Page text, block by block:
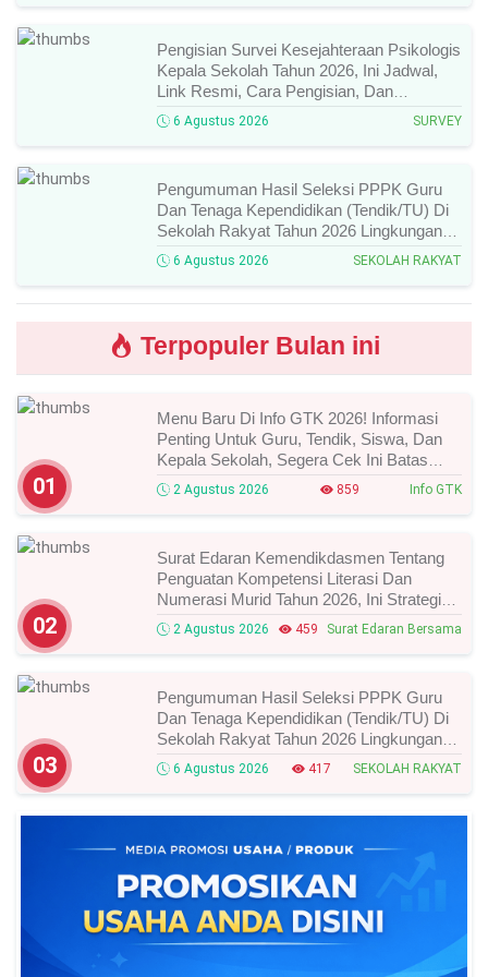
Pengisian Survei Kesejahteraan Psikologis
Kepala Sekolah Tahun 2026, Ini Jadwal,
Link Resmi, Cara Pengisian, Dan
Ketentuan Lengkapnya!
6 Agustus 2026 SURVEY
Pengumuman Hasil Seleksi PPPK Guru
Dan Tenaga Kependidikan (Tendik/TU) Di
Sekolah Rakyat Tahun 2026 Lingkungan
Kementerian Sosial RI, Ini Daftar Nama
Peserta Yang Lolos!
6 Agustus 2026 SEKOLAH RAKYAT
Terpopuler Bulan ini
01
Menu Baru Di Info GTK 2026! Informasi
Penting Untuk Guru, Tendik, Siswa, Dan
Kepala Sekolah, Segera Cek Ini Batas
Waktunya!
2 Agustus 2026 859 Info GTK
02
Surat Edaran Kemendikdasmen Tentang
Penguatan Kompetensi Literasi Dan
Numerasi Murid Tahun 2026, Ini Strategi
Dan Alurnya
2 Agustus 2026 459 Surat Edaran Bersama
03
Pengumuman Hasil Seleksi PPPK Guru
Dan Tenaga Kependidikan (Tendik/TU) Di
Sekolah Rakyat Tahun 2026 Lingkungan
Kementerian Sosial RI, Ini Daftar Nama
Peserta Yang Lolos!
6 Agustus 2026 417 SEKOLAH RAKYAT